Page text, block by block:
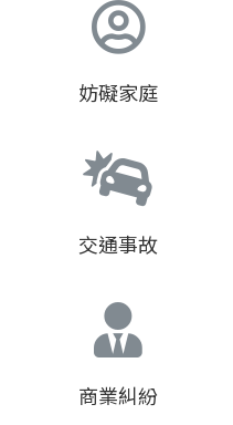
妨礙家庭
交通事故
商業糾紛